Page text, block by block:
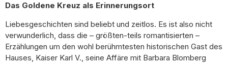
Das Goldene Kreuz als Erinnerungsort
Liebesgeschichten sind beliebt und zeitlos. Es ist also nicht
verwunderlich, dass die – größten-teils romantisierten –
Erzählungen um den wohl berühmtesten historischen Gast des
Hauses, Kaiser Karl V., seine Affäre mit Barbara Blomberg